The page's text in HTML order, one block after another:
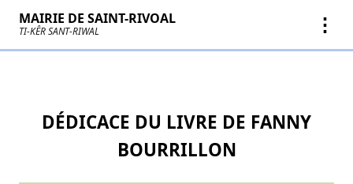
MAIRIE DE SAINT-RIVOAL
TI-KÊR SANT-RIWAL ⋮
DÉDICACE DU LIVRE DE FANNY
BOURRILLON